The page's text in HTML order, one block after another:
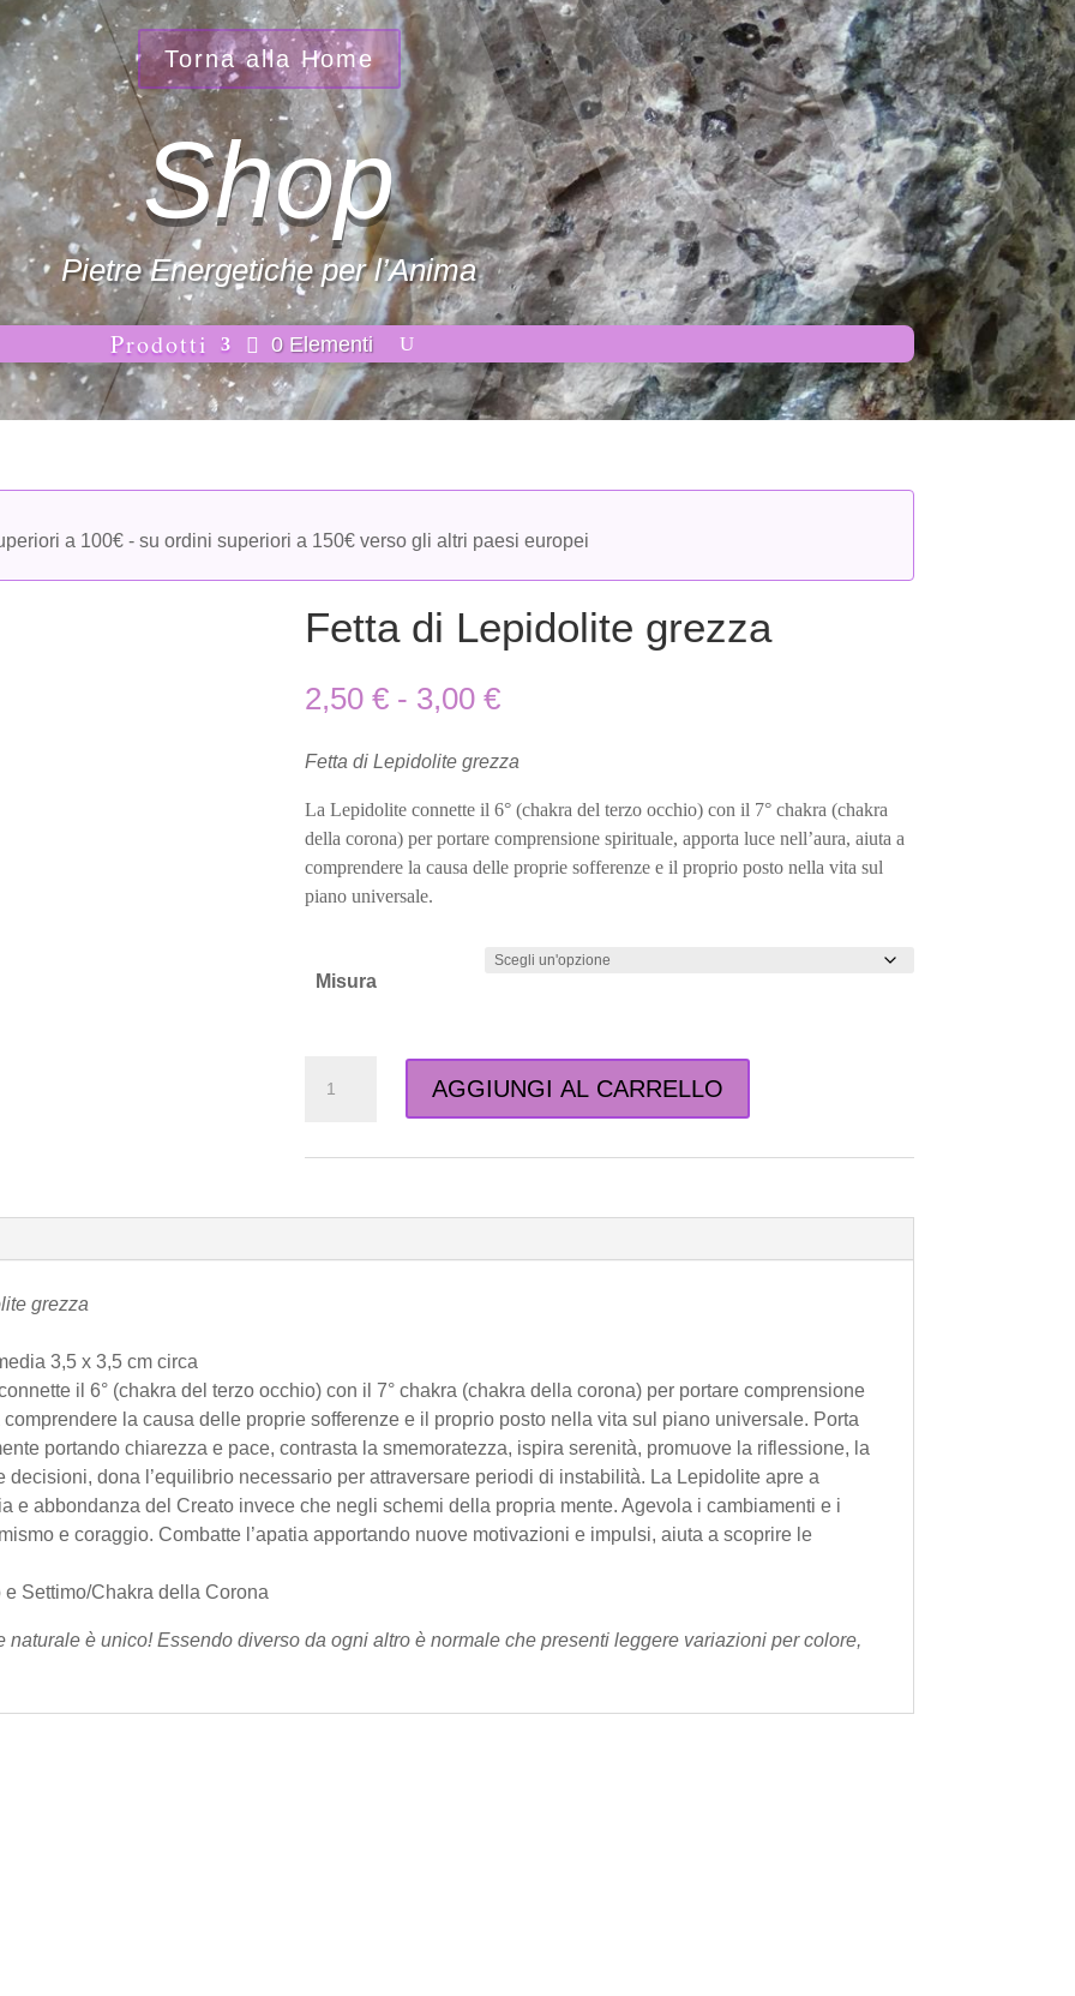
Torna alla Home
Shop
Pietre Energetiche per l’Anima
Prodotti 0 Elementi
a 100€ - su ordini superiori a 150€ verso gli altri paesi europei
Fetta di Lepidolite grezza
2,50 € - 3,00 €Fascia
prezzo:
2,50 €
a
3,00 €
Fetta di Lepidolite grezza
La Lepidolite connette il 6° (chakra del terzo occhio) con il 7° chakra (chakra
della corona) per portare comprensione spirituale, apporta luce nell’aura, aiuta a
comprendere la causa delle proprie sofferenze e il proprio posto nella vita sul
piano universale.
Misura
grezza
AGGIUNGI AL CARRELLO
grezza
3,5 x 3,5 cm circa
il 6° (chakra del terzo occhio) con il 7° chakra (chakra della corona) per portare comprensione
la causa delle proprie sofferenze e il proprio posto nella vita sul piano universale. Porta
portando chiarezza e pace, contrasta la smemoratezza, ispira serenità, promuove la riflessione, la
dona l’equilibrio necessario per attraversare periodi di instabilità. La Lepidolite apre a
e abbondanza del Creato invece che negli schemi della propria mente. Agevola i cambiamenti e i
e coraggio. Combatte l’apatia apportando nuove motivazioni e impulsi, aiuta a scoprire le
Settimo/Chakra della Corona
è unico! Essendo diverso da ogni altro è normale che presenti leggere variazioni per colore,